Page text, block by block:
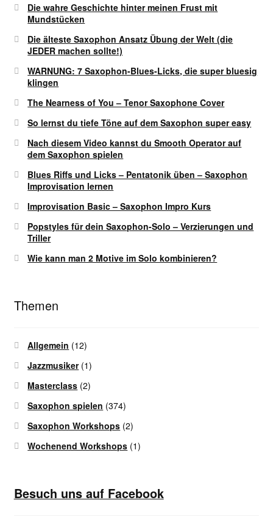
Die wahre Geschichte hinter meinen Frust mit
Mundstücken
Die älteste Saxophon Ansatz Übung der Welt (die
JEDER machen sollte!)
WARNUNG: 7 Saxophon-Blues-Licks, die super bluesig
klingen
The Nearness of You – Tenor Saxophone Cover
So lernst du tiefe Töne auf dem Saxophon super easy
Nach diesem Video kannst du Smooth Operator auf
dem Saxophon spielen
Blues Riffs und Licks – Pentatonik üben – Saxophon
Improvisation lernen
Improvisation Basic – Saxophon Impro Kurs
Popstyles für dein Saxophon-Solo – Verzierungen und
Triller
Wie kann man 2 Motive im Solo kombinieren?
Themen
Allgemein (12)
Jazzmusiker(1)
Masterclass (2)
Saxophon spielen (374)
Saxophon Workshops (2)
Wochenend Workshops (1)
Besuch uns auf Facebook